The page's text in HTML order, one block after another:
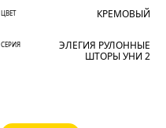
ЦВЕТ КРЕМОВЫЙ
СЕРИЯ
ЭЛЕГИЯ РУЛОННЫЕ
ШТОРЫ УНИ 2